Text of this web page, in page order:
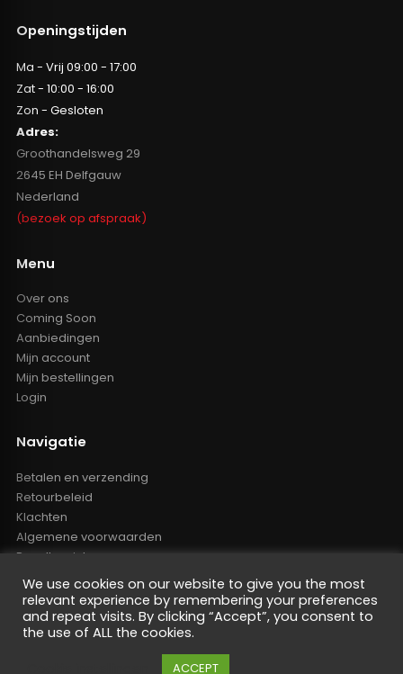
Openingstijden
Ma - Vrij 09:00 - 17:00
Zat - 10:00 - 16:00
Zon - Gesloten
Adres:
Groothandelsweg 29
2645 EH Delfgauw
Nederland
(bezoek op afspraak)
Menu
Over ons
Coming Soon
Aanbiedingen
Mijn account
Mijn bestellingen
Login
Navigatie
Betalen en verzending
Retourbeleid
Klachten
Algemene voorwaarden
Resellers inlog
Reseller worden
Privacy Policy
Powered by Nano Web
We use cookies on our website to give you the most
relevant experience by remembering your preferences
and repeat visits. By clicking “Accept”, you consent to
the use of ALL the cookies.
ACCEPT
De waardering van oem-tuning.nl bij